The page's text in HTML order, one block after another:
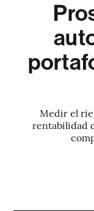
Medir el
rentabilidad